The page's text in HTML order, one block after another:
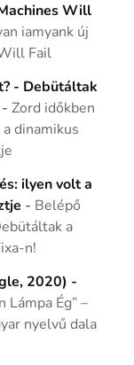
Will
iamyank új
Fail
- Debütáltak
-Zord időkben
dinamikus
ilyen volt a
- Belépő
a
n!
2020) -
Lámpa Ég” –
nyelvű dala